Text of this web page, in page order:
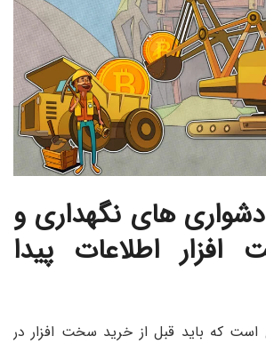
دشواری های نگهداری و
اطلاعات پیدا
که باید قبل از خرید سخت افزار در